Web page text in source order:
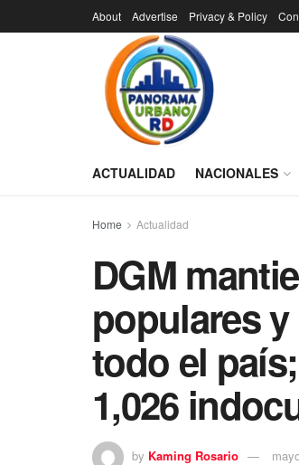
About Advertise Privacy & Policy
ACTUALIDAD NACIONALES
Home Actualidad
DGM
populares
todo el
1,026
by Kaming Rosario